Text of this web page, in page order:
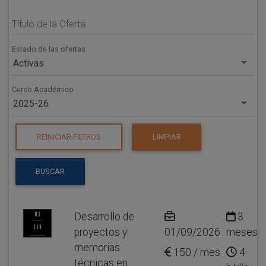
Título de la Oferta
Estado de las ofertas
Activas
Curso Académico
2025-26
REINICIAR FILTROS LIMPIAR
BUSCAR
Desarrollo de
proyectos y
memorias
técnicas en
01/09/2026
150 / mes
3
meses
4